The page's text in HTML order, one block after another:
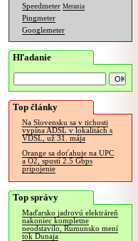
Speedmeter Merania
Pingmeter
Googlemeter
Hľadanie
Top články
Na Slovensku sa v tichosti
vypína ADSL v lokalitách s
VDSL, už 31. mája
Orange sa doťahuje na UPC
a O2, spustí 2.5 Gbps
pripojenie
Top správy
Maďarsko jadrovú elektráreň
nakoniec kompletne
neodstavilo, Rumunsko mení
tok Dunaja